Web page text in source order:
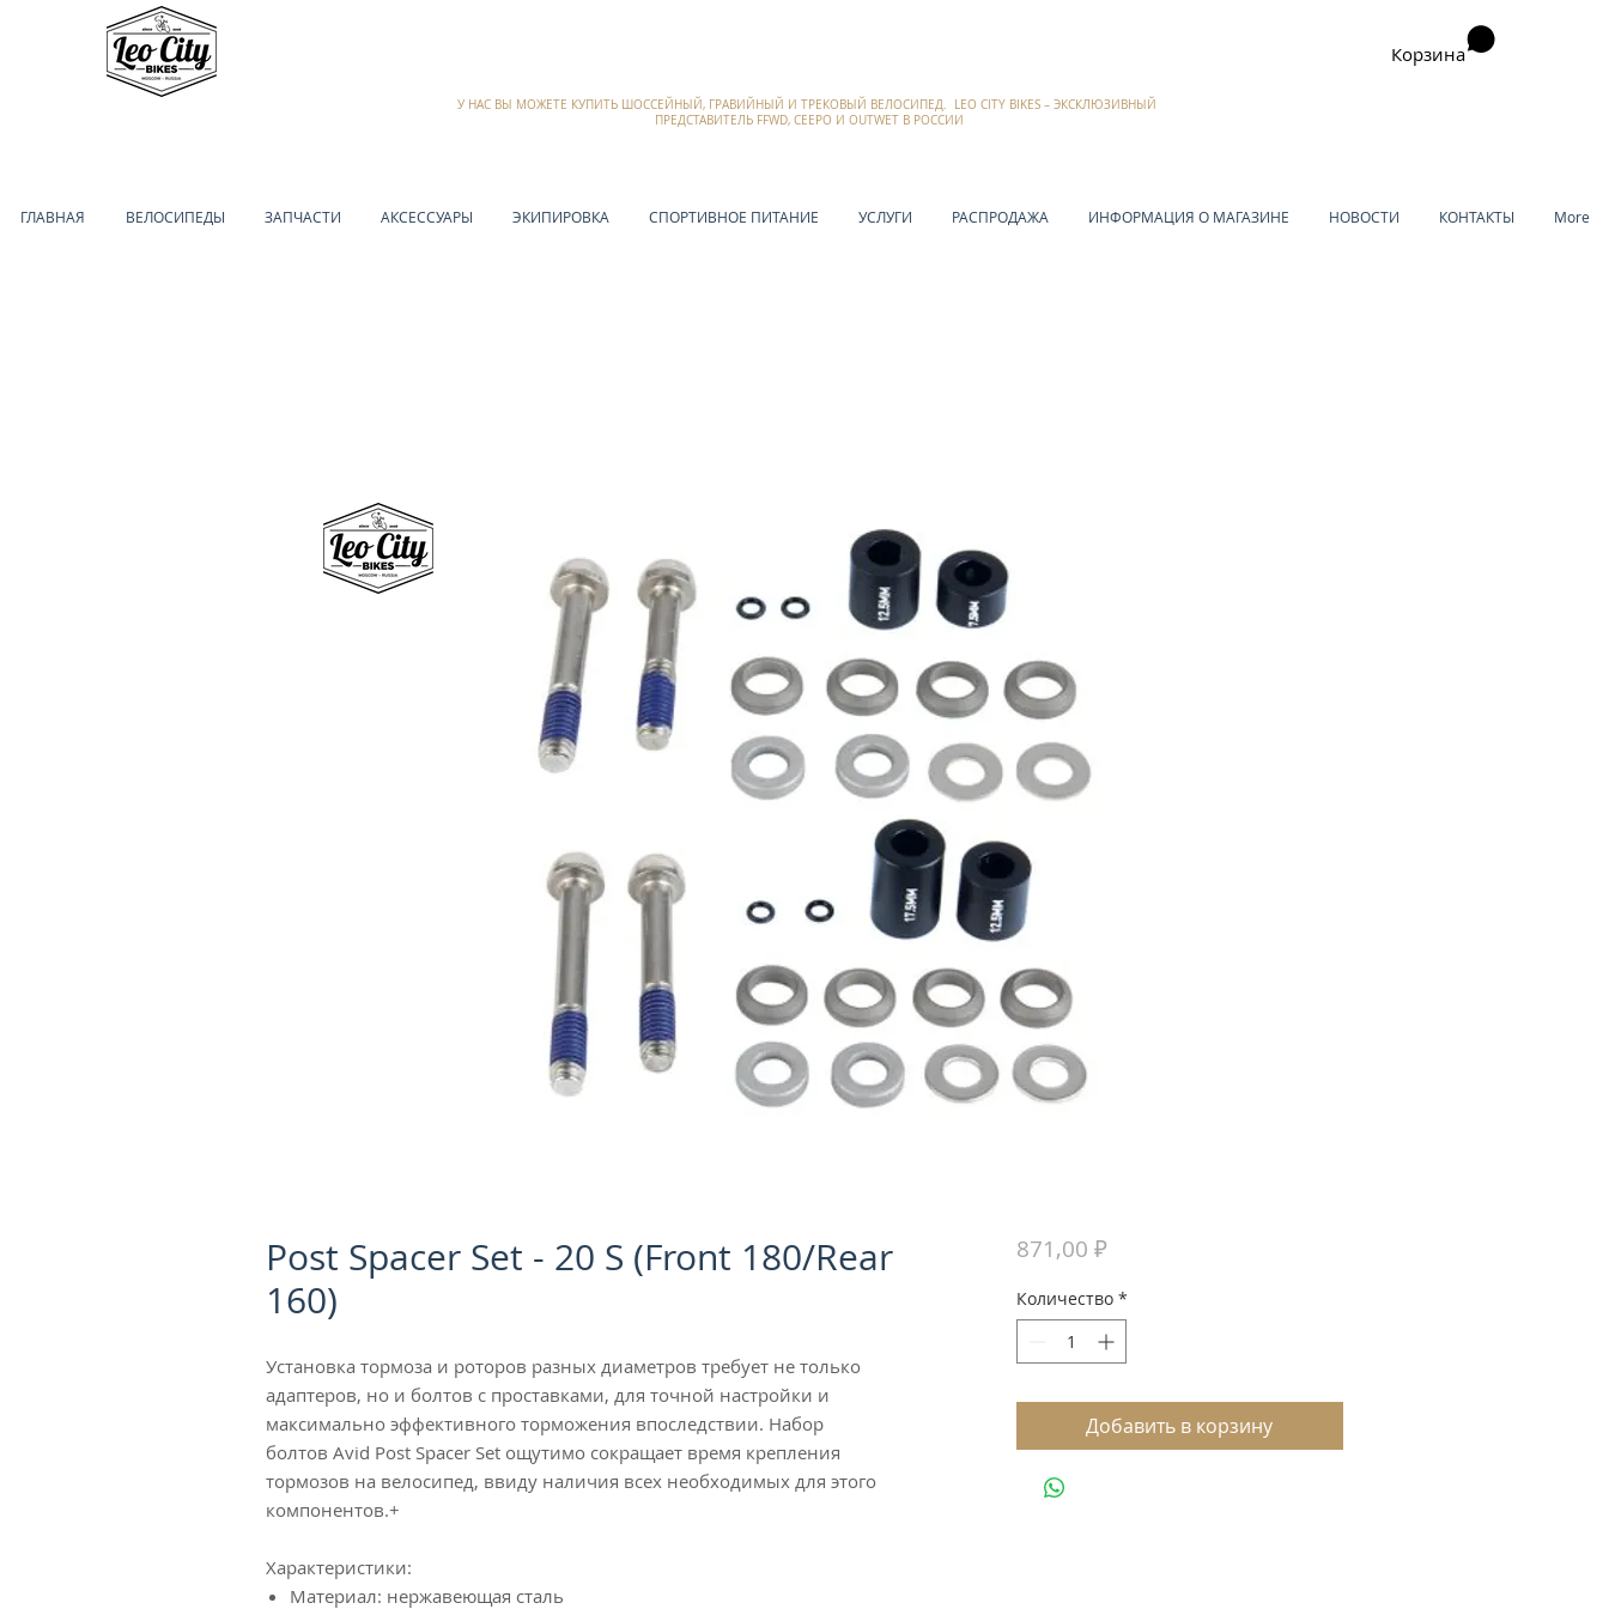
Корзина
У НАС ВЫ МОЖЕТЕ КУПИТЬ ШОССЕЙНЫЙ, ГРАВИЙНЫЙ И ТРЕКОВЫЙ ВЕЛОСИПЕД. LEO CITY BIKES – ЭКСКЛЮЗИВНЫЙ
ПРЕДСТАВИТЕЛЬ FFWD, CEEPO И OUTWET В РОССИИ
ГЛАВНАЯ ВЕЛОСИПЕДЫ ЗАПЧАСТИ АКСЕССУАРЫ ЭКИПИРОВКА СПОРТИВНОЕ ПИТАНИЕ УСЛУГИ РАСПРОДАЖА ИНФОРМАЦИЯ О МАГАЗИНЕ НОВОСТИ КОНТАКТЫ More
Post Spacer Set - 20 S (Front 180/Rear
160)
Установка тормоза и роторов разных диаметров требует не только
адаптеров, но и болтов с проставками, для точной настройки и
максимально эффективного торможения впоследствии. Набор
болтов Avid Post Spacer Set ощутимо сокращает время крепления
тормозов на велосипед, ввиду наличия всех необходимых для этого
компонентов.+
Характеристики:
Материал: нержавеющая сталь
871,00 ₽Цена
Количество *
Добавить в корзину